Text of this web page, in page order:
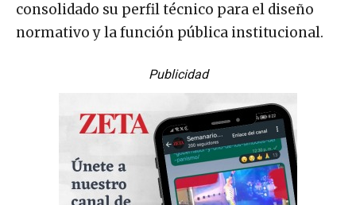
consolidado su perfil técnico para el diseño
normativo y la función pública institucional.
Publicidad